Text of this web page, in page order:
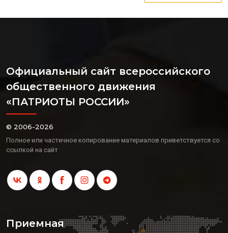
Официальный сайт всероссийского
общественного движения
«ПАТРИОТЫ РОССИИ»
© 2006-2026
Полное или частичное копирование материалов приветствуется со
ссылкой на сайт
Приемная